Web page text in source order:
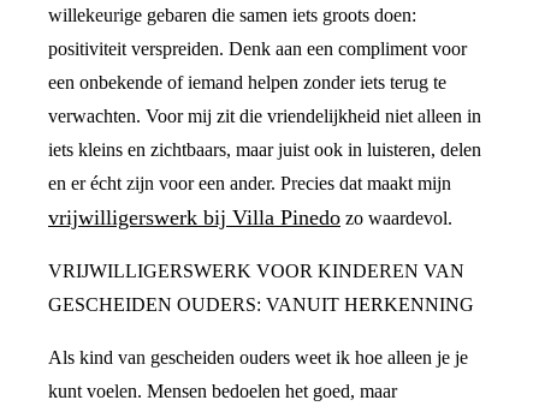
willekeurige gebaren die samen iets groots doen:
positiviteit verspreiden. Denk aan een compliment voor
een onbekende of iemand helpen zonder iets terug te
verwachten. Voor mij zit die vriendelijkheid niet alleen in
iets kleins en zichtbaars, maar juist ook in luisteren, delen
en er écht zijn voor een ander. Precies dat maakt mijn
vrijwilligerswerk bij Villa Pinedo zo waardevol.
VRIJWILLIGERSWERK VOOR KINDEREN VAN
GESCHEIDEN OUDERS: VANUIT HERKENNING
Als kind van gescheiden ouders weet ik hoe alleen je je
kunt voelen. Mensen bedoelen het goed, maar